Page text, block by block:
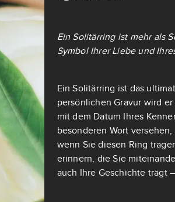
Ein Solitärring ist mehr als
Symbol Ihrer Liebe und
Ein Solitärring ist das
persönlichen Gravur wird
mit dem Datum Ihres
besonderen Wort
wenn Sie diesen Ring
erinnern, die Sie
auch Ihre Geschichte trägt